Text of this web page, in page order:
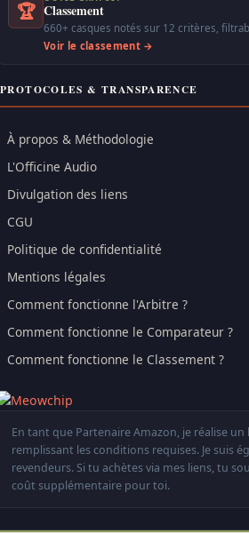
🏆 Classement
660+ casques notés sur 12 critères,
Voir le classement →
PROTOCOLES & TRANSPARENCE
À propos & Méthodologie
L'Officine Audio
Divulgation des liens
CGU
Politique de confidentialité
Mentions légales
Comment fonctionne l'Arbitre ?
Comment fonctionne le Comparateur ?
Comment fonctionne le Classement ?
En tant que Partenaire Amazon, je réalise
remplissant les conditions requises. Je suis
revendeurs. Si tu achètes via mes liens, tu
coût supplémentaire pour toi.